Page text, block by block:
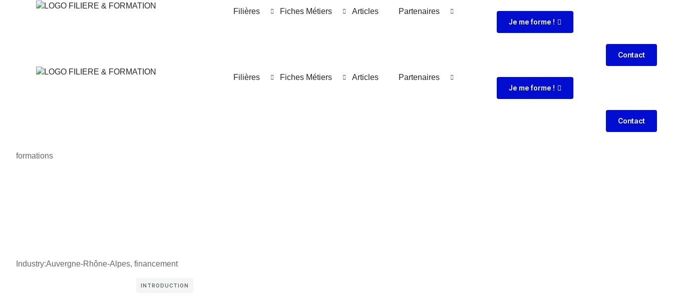
Filières Fiches Métiers Articles
Partenaires
Je me forme !
Contact
Filières Fiches Métiers Articles
Partenaires
Je me forme !
Contact
formations
Industry:Auvergne-Rhône-Alpes, financement
INTRODUCTION